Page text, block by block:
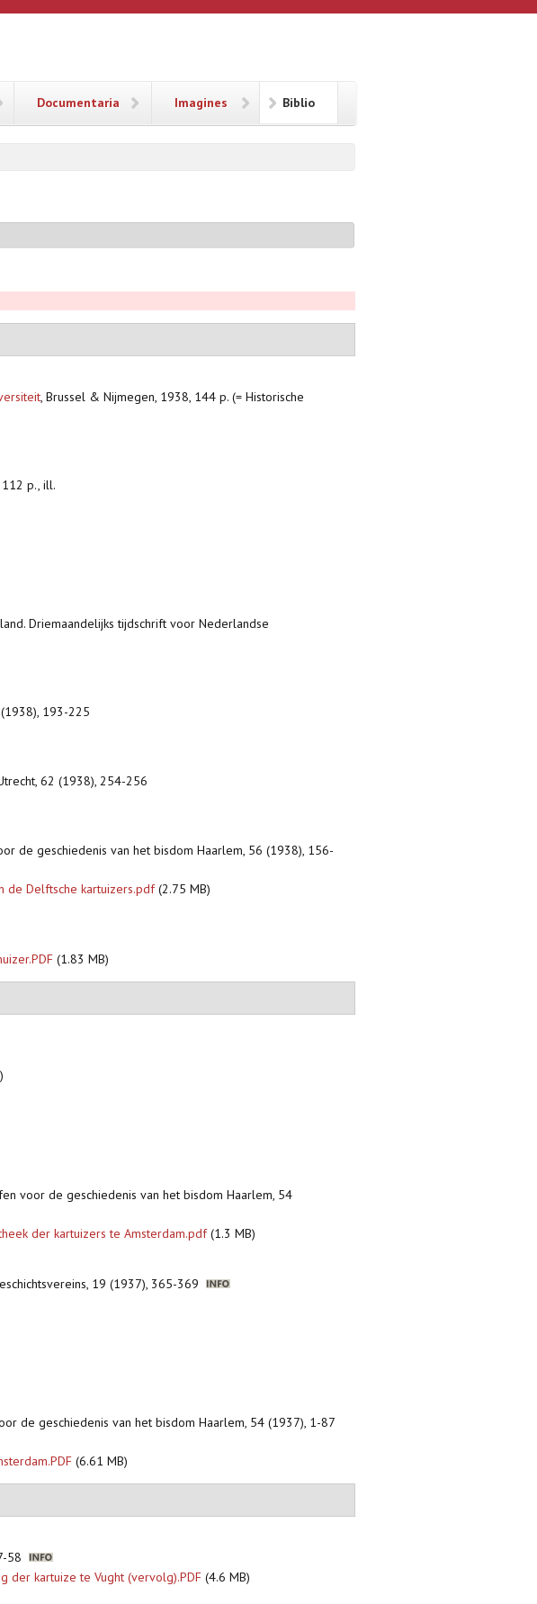
Documentaria Imagines Biblio
, Brussel & Nijmegen, 1938, 144 p. (= Historische
112 p., ill.
Driemaandelijks tijdschrift voor Nederlandse
193-225
62 (1938), 254-256
de geschiedenis van het bisdom Haarlem, 56 (1938), 156-
de Delftsche kartuizers.pdf(2.75 MB)
(1.83 MB)
voor de geschiedenis van het bisdom Haarlem, 54
der kartuizers te Amsterdam.pdf(1.3 MB)
19 (1937), 365-369
de geschiedenis van het bisdom Haarlem, 54 (1937), 1-87
(6.61 MB)
58
der kartuize te Vught (vervolg).PDF (4.6 MB)